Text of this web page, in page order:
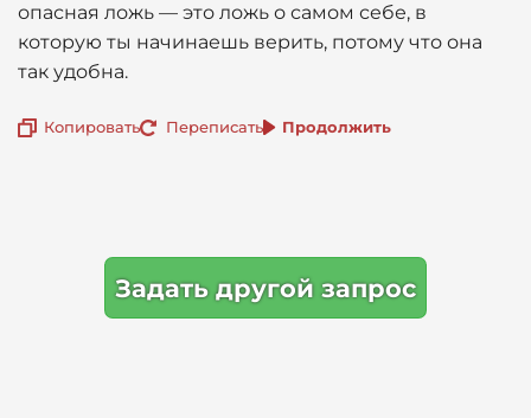
опасная ложь — это ложь о самом себе, в
которую ты начинаешь верить, потому что она
так удобна.
Копировать Переписать Продолжить
Задать другой запрос